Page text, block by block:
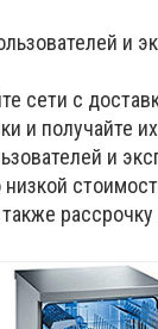
и
сети с
и получайте
и